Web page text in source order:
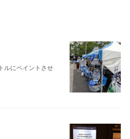
ルにペイントさせ